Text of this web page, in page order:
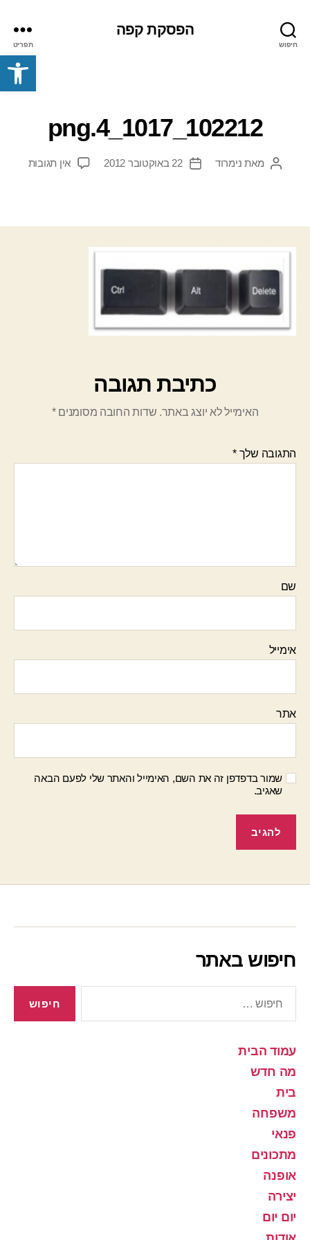
פתח סרגל נגישות
חיפוש
הפסקת קפה
תפריט
102212_1017_4.png
המחבר
מאת נימרוד
תאריך
22 באוקטובר 2012 אין תגובותעל
כתיבת תגובה
האימייל לא יוצג באתר. שדות החובה מסומנים*
התגובה שלך*
שם
אימייל
אתר
שמור בדפדפן זה את השם, האימייל והאתר שלי לפעם הבאה
שאגיב.
חיפוש באתר
עמוד הבית
מה חדש
בית
משפחה
פנאי
מתכונים
אופנה
יצירה
יום יום